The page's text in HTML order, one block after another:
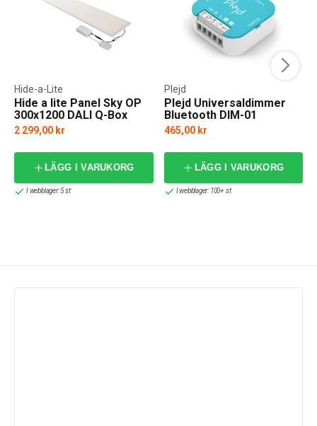
Hide a lite Panel Sky OP
300x1200 DALI Q-Box
Hide-a-Lite
2 299,00 kr
LÄGG I VARUKORG
I webblager: 5 st
Plejd Universaldimmer
Bluetooth DIM-01
Plejd
465,00 kr
LÄGG I VARUKORG
I webblager: 100+ st